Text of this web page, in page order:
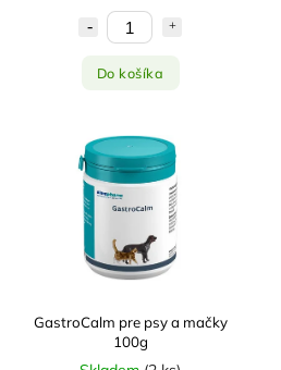
Do košíka
GastroCalm pre psy a mačky
100g